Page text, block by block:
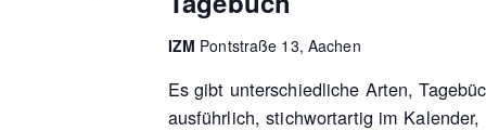
IZM Pontstraße 13, Aachen
Es gibt unterschiedliche Arten,
ausführlich, stichwortartig im